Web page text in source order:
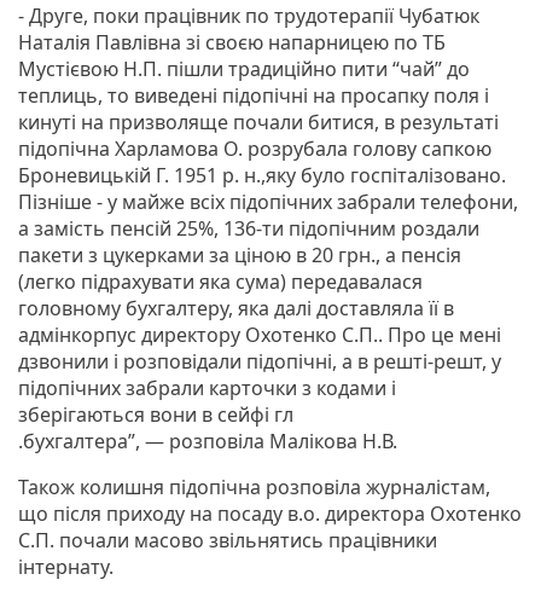
- Друге, поки працівник по трудотерапії Чубатюк
Наталія Павлівна зі своєю напарницею по ТБ
Мустієвою Н.П. пішли традиційно пити “чай” до
теплиць, то виведені підопічні на просапку поля і
кинуті на призволяще почали битися, в результаті
підопічна Харламова О. розрубала голову сапкою
Броневицькій Г. 1951 р. н.,яку було госпіталізовано.
Пізніше - у майже всіх підопічних забрали телефони,
а замість пенсій 25%, 136-ти підопічним роздали
пакети з цукерками за ціною в 20 грн., а пенсія
(легко підрахувати яка сума) передавалася
головному бухгалтеру, яка далі доставляла її в
адмінкорпус директору Охотенко С.П.. Про це мені
дзвонили і розповідали підопічні, а в решті-решт, у
підопічних забрали карточки з кодами і
зберігаються вони в сейфі гл
.бухгалтера”, — розповіла Малікова Н.В.
Також колишня підопічна розповіла журналістам,
що після приходу на посаду в.о. директора Охотенко
С.П. почали масово звільнятись працівники
інтернату.